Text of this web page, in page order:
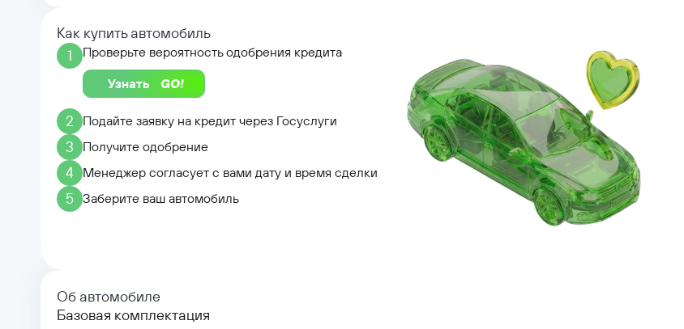
Как купить автомобиль
1
Проверьте вероятность одобрения кредита
Узнать
2 Подайте заявку на кредит через Госуслуги
3 Получите одобрение
4 Менеджер согласует с вами дату и время сделки
5 Заберите ваш автомобиль
Об автомобиле
Базовая комплектация